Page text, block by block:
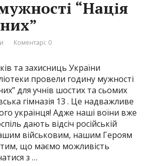
“Нація
Коментарі: 0
та захисниць України
провели годину мужності
для учнів шостих та сьомих
гімназія 13 . Це надважливе
українця! Адже наші воїни вже
дають відсіч російській
військовим, нашим Героям
що маємо можливість
з …